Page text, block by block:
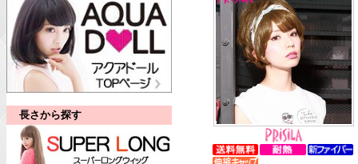
長さから探す